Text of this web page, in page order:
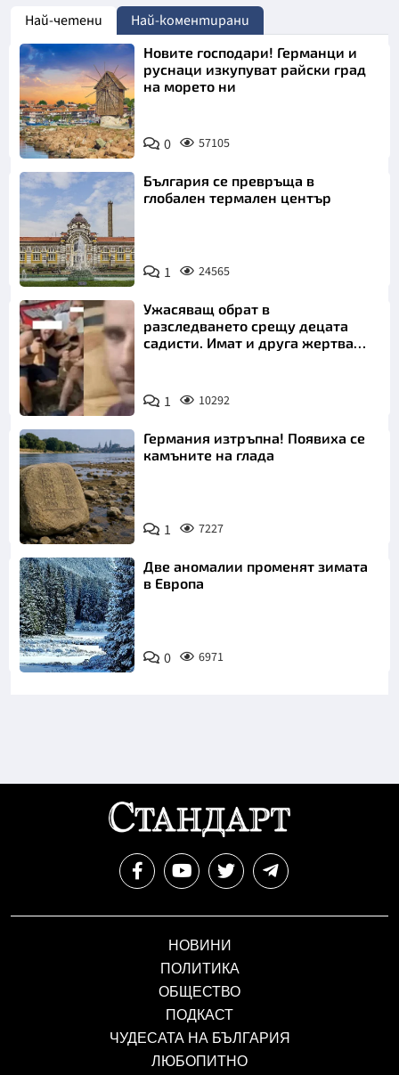
Най-четени Най-коментирани
Новите господари! Германци и
руснаци изкупуват райски град
на морето ни
0 57105
България се превръща в
глобален термален център
1 24565
Ужасяващ обрат в
разследването срещу децата
садисти. Имат и друга жертва
1 10292
Германия изтръпна! Появиха се
камъните на глада
1 7227
Две аномалии променят зимата
в Европа
0 6971
НОВИНИ
ПОЛИТИКА
ОБЩЕСТВО
ПОДКАСТ
ЧУДЕСАТА НА БЪЛГАРИЯ
ЛЮБОПИТНО